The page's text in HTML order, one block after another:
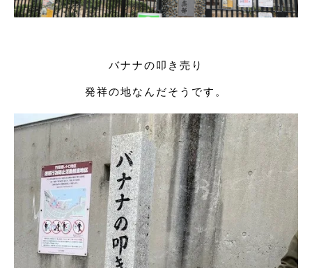
バナナの叩き売り
発祥の地なんだそうです。